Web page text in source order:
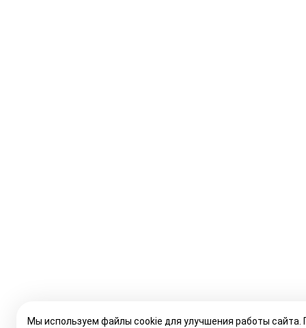
Мы используем файлы cookie для улучшения работы сайта.